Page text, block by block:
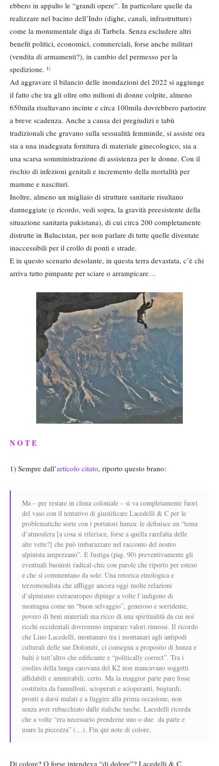
ebbero in appalto le “grandi opere”. In particolare quelle da
realizzare nel bacino dell’Indo (dighe, canali, infrastrutture)
come la monumentale diga di Tarbela. Senza escludere altri
benefit politici, economici, commerciali, forse anche militari
(vendita di armamenti?), in cambio del permesso per la
spedizione. 1)
Ad aggravare il bilancio delle inondazioni del 2022 si aggiunge
il fatto che tra gli oltre otto milioni di donne colpite, almeno
650mila risultavano incinte e circa 100mila dovrebbero partorire
a breve scadenza. Anche a causa dei pregiudizi e tabù
tradizionali che gravano sulla sessualità femminile, si assiste ora
sia a una inadeguata fornitura di materiale ginecologico, sia a
una scarsa somministrazione di assistenza per le donne. Con il
rischio di infezioni genitali e incremento della mortalità per
mamme e nascituri.
Inoltre, almeno un migliaio di strutture sanitarie risultano
danneggiate (e ricordo, vedi sopra, la gravità preesistente della
situazione sanitaria pakistana), di cui circa 200 completamente
distrutte in Balucistan, per non parlare di tutte quelle diventate
inaccessibili per il crollo di ponti e strade.
E in questo scenario desolante, in questa terra devastata, c’è chi
arriva tutto pimpante per sciare o arrampicare…
N O T E
1) Sempre dall’articolo citato, riporto questo brano:
Ma – per restare in clima coloniale – si va completamente fuori
del vaso con il tentativo di giustificare Lacedelli & C per le
problematiche sorte con i portatori hunza: le definisce un “tema
d’atmosfera [a cosa si riferisce, forse a quella rarefatta delle
alte vette?] che può imbarazzare nel racconto del nostro
alpinista ampezzano”. E fustiga (pag. 90) preventivamente gli
eventuali buonisti radical-chic con parole che riporto per esteso
e che si commentano da sole: Una retorica etnologica e
terzomondista che affligge ancora oggi molte relazioni
d’alpinismo extraeuropeo dipinge a volte l’indigeno di
montagna come un “buon selvaggio”, generoso e sorridente,
povero di beni materiali ma ricco di una spiritualità da cui noi
ricchi occidentali dovremmo imparare valori rimossi. Il ricordo
che Lino Lacedelli, montanaro tra i montanari agli antipodi
culturali delle sue Dolomiti, ci consegna a proposito di hunza e
balti è tutt’altro che edificante e “politically correct”. Tra i
coolies della lunga carovana del K2 non mancavano soggetti
affidabili e ammirabili, certo. Ma la maggior parte pare fosse
costituita da fannulloni, scioperati e scioperanti, bugiardi,
pronti a darsi malati e a fuggire alla prima occasione, non
senza aver rubacchiato dalle italiche tasche. Lacedelli ricorda
che a volte “era necessario prenderne uno o due da parte e
usare la piccozza” (…). Fin qui note di colore.
Di colore? O forse intendeva “di dolore”? Lacedelli & C,